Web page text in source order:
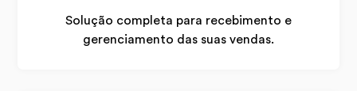
Solução completa para recebimento e
gerenciamento das suas vendas.